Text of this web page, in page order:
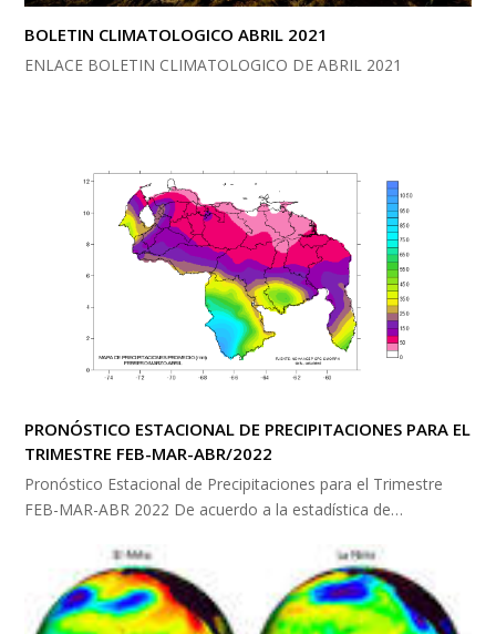
BOLETIN CLIMATOLOGICO ABRIL 2021
ENLACE BOLETIN CLIMATOLOGICO DE ABRIL 2021
PRONÓSTICO ESTACIONAL DE PRECIPITACIONES PARA EL
TRIMESTRE FEB-MAR-ABR/2022
Pronóstico Estacional de Precipitaciones para el Trimestre
FEB-MAR-ABR 2022 De acuerdo a la estadística de…